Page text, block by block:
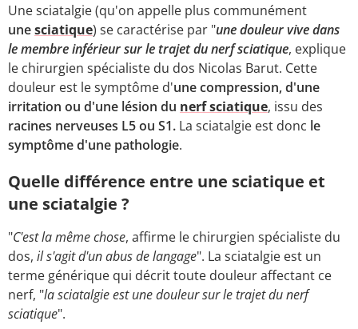
Une sciatalgie (qu'on appelle plus communément
unesciatique) se caractérise par "une douleur vive dans
le membre inférieur sur le trajet du nerf sciatique, explique
le chirurgien spécialiste du dos Nicolas Barut. Cette
douleur est le symptôme d'une compression, d'une
irritation ou d'une lésion du nerf sciatique, issu des
racines nerveuses L5 ou S1. La sciatalgie est donc le
symptôme d'une pathologie.
Quelle différence entre une sciatique et
une sciatalgie ?
"C'est la même chose, affirme le chirurgien spécialiste du
dos, il s'agit d'un abus de langage". La sciatalgie est un
terme générique qui décrit toute douleur affectant ce
nerf, "la sciatalgie est une douleur sur le trajet du nerf
sciatique".